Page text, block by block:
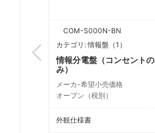
COM-S000N-BN
カテゴリ: 情報盤（1）
情報分電盤（コンセントの
み）
メーカ-希望小売価格
オープン（税別）
外観仕様書